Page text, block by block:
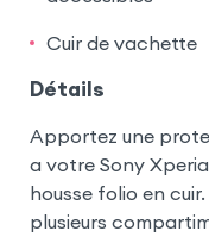
Cuir de vachette
Détails
Apportez une
a votre Sony
housse folio en
plusieurs